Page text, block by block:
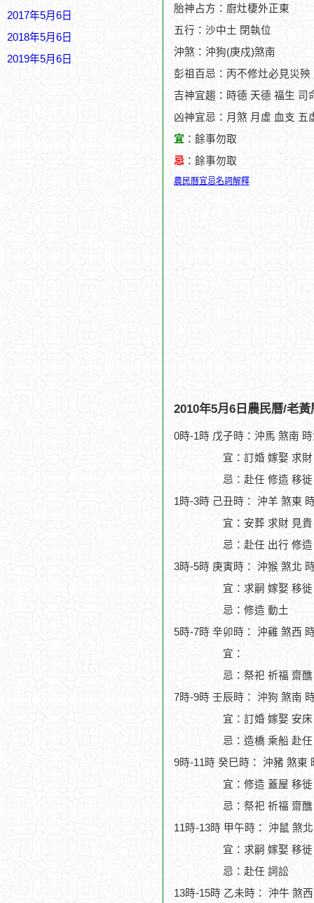
2017年5月6日
2018年5月6日
2019年5月6日
胎神占方：廚灶棲外正東
五行：沙中土 閉執位
沖煞：沖狗(庚戍)煞南
彭祖百忌：丙不修灶必見災
吉神宜趨：時德 天德 福生 司
凶神宜忌：月煞 月虛 血支 五
宜 ：餘事勿取
忌 ：餘事勿取
農民曆宜忌名詞解釋
2010年5月6日農民曆/老
0時-1時 戊子時：沖馬 煞南
宜：訂婚 嫁娶 求
忌：赴任 修造 移
1時-3時 己丑時： 沖羊 煞東
宜：安葬 求財 見
忌：赴任 出行 修
3時-5時 庚寅時： 沖猴 煞北
宜：求嗣 嫁娶 移
忌：修造 動土
5時-7時 辛卯時： 沖雞 煞西
宜：
忌：祭祀 祈福 齋
7時-9時 壬辰時： 沖狗 煞南
宜：訂婚 嫁娶 安
忌：造橋 乘船 赴
9時-11時 癸巳時： 沖豬 煞東
宜：修造 蓋屋 移
忌：祭祀 祈福 齋
11時-13時 甲午時： 沖鼠 煞
宜：求嗣 嫁娶 移
忌：赴任 詞訟
13時-15時 乙未時： 沖牛 煞